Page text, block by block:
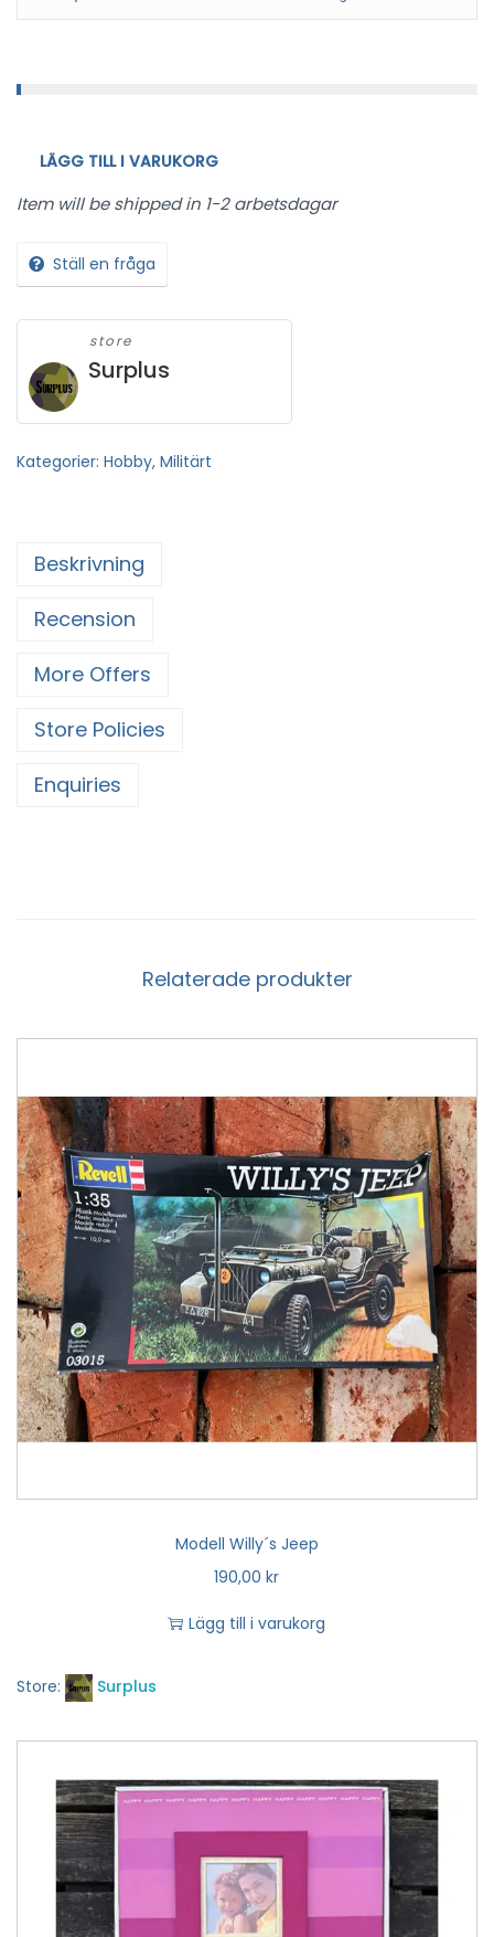
LÄGG TILL I VARUKORG
Item will be shipped in 1-2 arbetsdagar
Ställ en fråga
store
Surplus
Kategorier: Hobby, Militärt
Beskrivning
Recension
More Offers
Store Policies
Enquiries
Relaterade produkter
Modell Willy´s Jeep
190,00kr
Lägg till i varukorg
Store: Surplus